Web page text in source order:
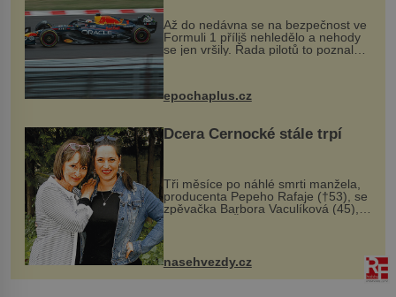
Až do nedávna se na bezpečnost ve
Formuli 1 příliš nehledělo a nehody
se jen vršily. Řada pilotů to poznala
na vlastní kůži, často s trvalými
následky nebo bohužel i ztrátou
života. Dnes nepochopiteln...
epochaplus.cz
Dcera Černocké stále trpí
Tři měsíce po náhlé smrti manžela,
producenta Pepeho Rafaje (†53), se
zpěvačka Barbora Vaculíková (45),
dcera Petry Černocké (75), poprvé
ozvala veřejnosti. Na sociální síti
sdílela, že se snaží fung...
nasehvezdy.cz